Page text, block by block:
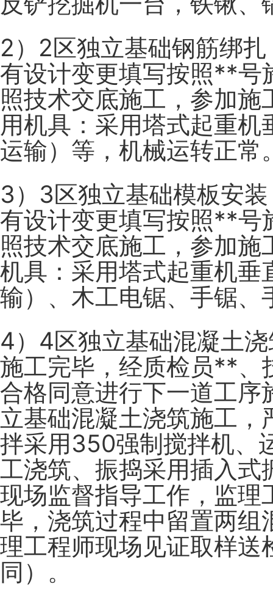
2）2区独立基础钢筋绑
有设计变更填写按照**号
照技术交底施工，参加
用机具：采用塔式起重
运输）等，机械运转正常
3）3区独立基础模板安
有设计变更填写按照**号
照技术交底施工，参加
机具：采用塔式起重机
输）、木工电锯、手锯
4）4区独立基础混凝土
施工完毕，经质检员**
合格同意进行下一道工
立基础混凝土浇筑施工
拌采用350强制搅拌机、
工浇筑、振捣采用插入
现场监督指导工作，监
毕，浇筑过程中留置两
理工程师现场见证取样
同）。